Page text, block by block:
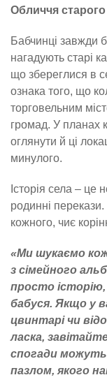
Обличчя старого
Бабчинці завжди
нагадують старі
що збереглися в
ознака того, що
торговельним
громад. У планах
оглянути й ці
минулого.
Історія села – це
родинні
кожного, чиє
«Ми шукаємо
з сімейного
просто історію,
бабуся. Якщо у
цвинтарі чи
ласка,
спогади
пазлом, якого